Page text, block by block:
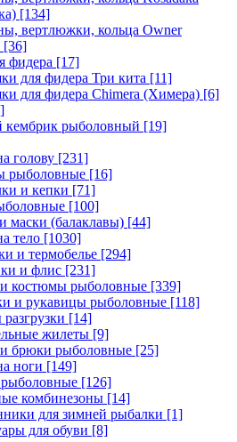
[134]
вертлюжки, кольца Owner
[36]
фидера [17]
для фидера Три кита [11]
для фидера Chimera (Химера) [6]
кембрик рыболовный [19]
голову [231]
рыболовные [16]
и кепки [71]
[100]
маски (балаклавы) [44]
тело [1030]
и термобелье [294]
и флис [231]
костюмы рыболовные [339]
и рукавицы рыболовные [118]
[14]
жилеты [9]
брюки рыболовные [25]
ноги [149]
[126]
комбинезоны [14]
для зимней рыбалки [1]
для обуви [8]